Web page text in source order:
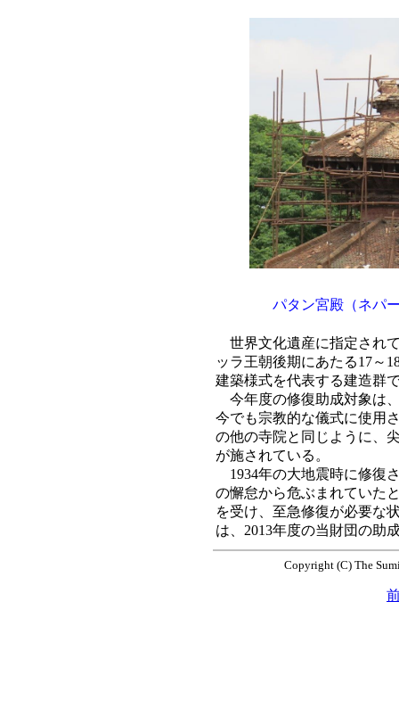
パタン宮殿（ネパ
世界文化遺産に指定され
ッラ王朝後期にあたる17～
建築様式を代表する建造群
今年度の修復助成対象は
今でも宗教的な儀式に使用
の他の寺院と同じように、
が施されている。
1934年の大地震時に修復
の懈怠から危ぶまれていた
を受け、至急修復が必要な
は、2013年度の当財団の助
Copyright (C) The